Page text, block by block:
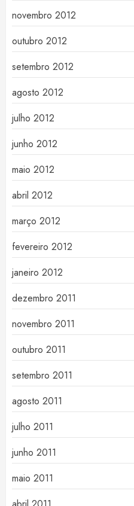
novembro 2012
outubro 2012
setembro 2012
agosto 2012
julho 2012
junho 2012
maio 2012
abril 2012
março 2012
fevereiro 2012
janeiro 2012
dezembro 2011
novembro 2011
outubro 2011
setembro 2011
agosto 2011
julho 2011
junho 2011
maio 2011